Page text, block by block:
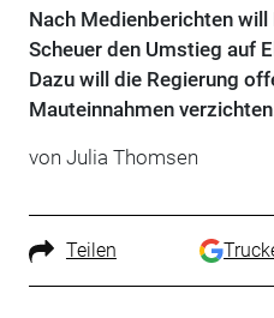
Nach Medienberichten
Scheuer den Umstieg auf
Dazu will die Regierung
Mauteinnahmen
von Julia Thomsen
Teilen